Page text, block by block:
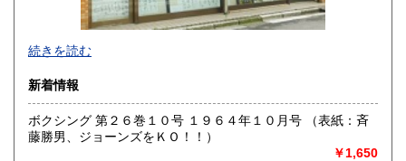
660円
色紙・掛軸・書簡・原稿・芸能人のサインなどの肉筆類、野
球をはじめスポーツ関連書籍やユニホーム・バット・グロー
沿線名：都営新宿線・三田線、東京メトロ半蔵門線
最寄駅：神保町駅A7出口徒歩3分・JRお茶の水駅徒歩8分
営業時間：11:00〜18:00
続きを読む
新着情報
ボクシング 第２６巻１０号 １９６４年１０月号 （表紙：斉
藤勝男、ジョーンズをＫＯ！！）
￥1,650